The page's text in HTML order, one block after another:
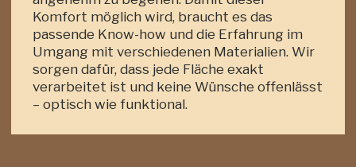
Komfort möglich wird, braucht es das
passende Know-how und die Erfahrung im
Umgang mit verschiedenen Materialien. Wir
sorgen dafür, dass jede Fläche exakt
verarbeitet ist und keine Wünsche offenlässt
– optisch wie funktional.